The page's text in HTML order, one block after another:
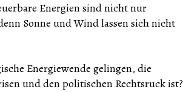
Energien sind nicht nur
Sonne und Wind lassen sich nicht
Energiewende gelingen, die
und den politischen Rechtsruck ist?